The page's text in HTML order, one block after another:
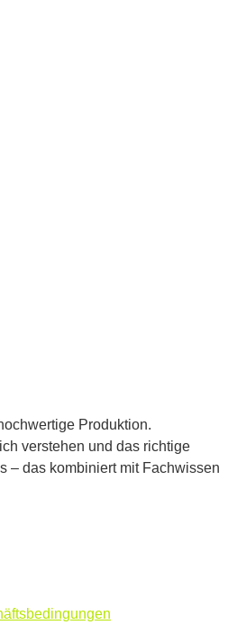
Produktion.
verstehen und das richtige
– das kombiniert mit Fachwissen